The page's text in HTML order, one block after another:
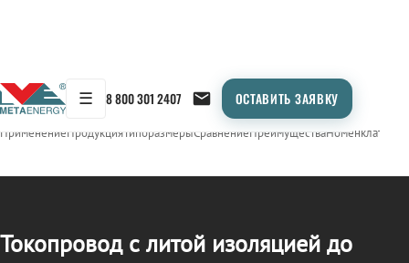
☰ 8 800 301 2407 ОСТАВИТЬ ЗАЯВКУ
← Продукция/ТОКОПРОВОД
ПрименениеПродукцияТипоразмерыСравнениеПреимуществаНоменклатура
Токопровод с литой изоляцией до